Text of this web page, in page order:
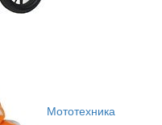
Мототехника